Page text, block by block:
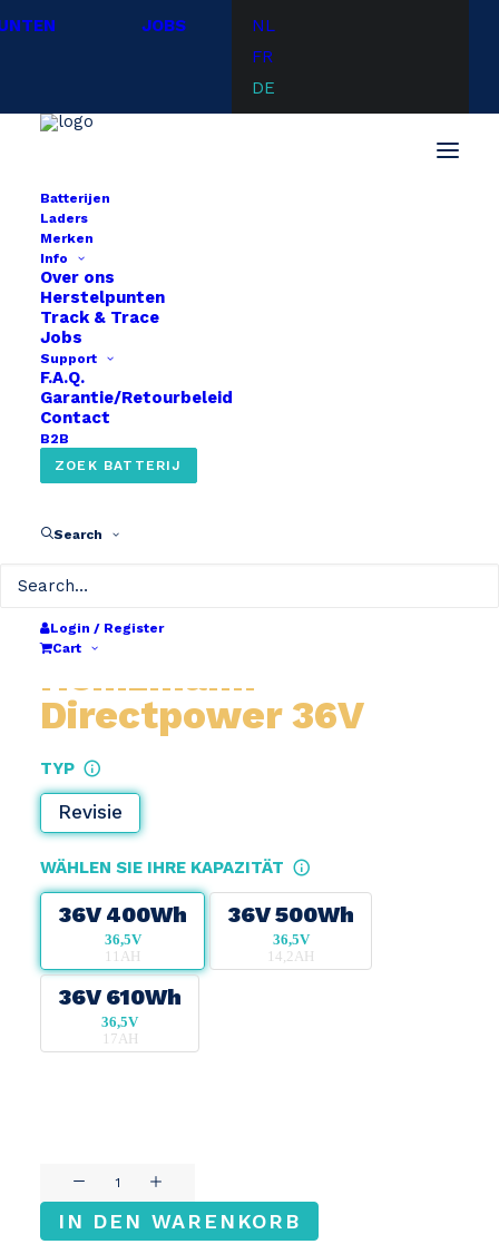
JOBS
NL
FR
DE
Batterijen
Laders
Merken
Info
Over ons
Herstelpunten
Track & Trace
Jobs
Support
F.A.Q.
Garantie/Retourbeleid
Contact
B2B
ZOEK BATTERIJ
Search
Login / Register
Cart
Start
Heinzmann
Directpower 36V
TYP
Revisie
WÄHLEN SIE IHRE KAPAZITÄT
36V 400Wh
36,5V
11AH
36V 500Wh
36,5V
14,2AH
36V 610Wh
36,5V
17AH
Heinzmann
Directpower
36V
IN DEN WARENKORB